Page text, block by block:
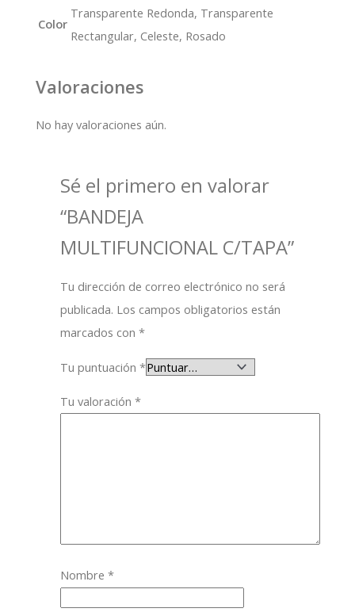
Color
Transparente Redonda, Transparente
Rectangular, Celeste, Rosado
Valoraciones
No hay valoraciones aún.
Sé el primero en valorar
“BANDEJA
MULTIFUNCIONAL C/TAPA”
Tu dirección de correo electrónico no será
publicada. Los campos obligatorios están
marcados con*
Tu puntuación*
Tu valoración*
Nombre*